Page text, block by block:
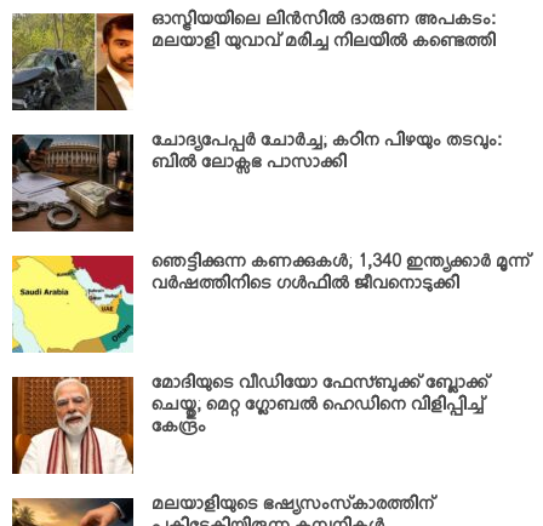
ഓസ്ട്രിയയിലെ ലിന്‍സില്‍ ദാരുണ അപകടം:
മലയാളി യുവാവ് മരിച്ച നിലയില്‍ കണ്ടെത്തി
ചോദ്യപേപ്പര്‍ ചോര്‍ച്ച; കഠിന പിഴയും തടവും:
ബില്‍ ലോക്സഭ പാസാക്കി
ഞെട്ടിക്കുന്ന കണക്കുകള്‍; 1,340 ഇന്ത്യക്കാര്‍ മൂന്ന്
വര്‍ഷത്തിനിടെ ഗള്‍ഫില്‍ ജീവനൊടുക്കി
മോദിയുടെ വീഡിയോ ഫേസ്ബുക്ക് ബ്ലോക്ക്
ചെയ്തു; മെറ്റ ഗ്ലോബല്‍ ഹെഡിനെ വിളിപ്പിച്ച്
കേന്ദ്രം
മലയാളിയുടെ ഭഷ്യസംസ്‌കാരത്തിന്